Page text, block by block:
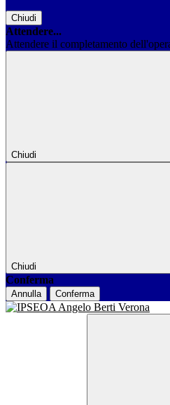
Chiudi
Attendere...
Attendere il completamento
Chiudi
Chiudi
Conferma
Annulla Conferma